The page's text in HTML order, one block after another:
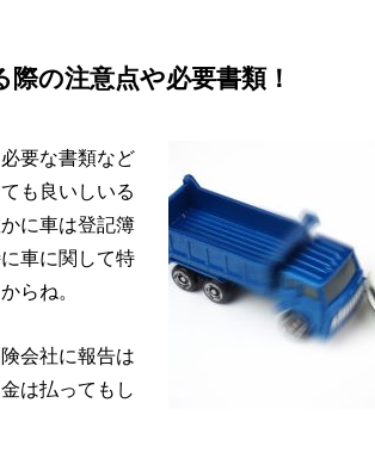
の注意点や必要書類！
要な書類など
も良いしいる
に車は登記簿
車に関して特
らね。
会社に報告は
は払ってもし